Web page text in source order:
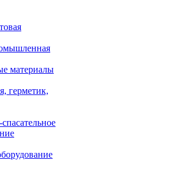
материалы
герметик,